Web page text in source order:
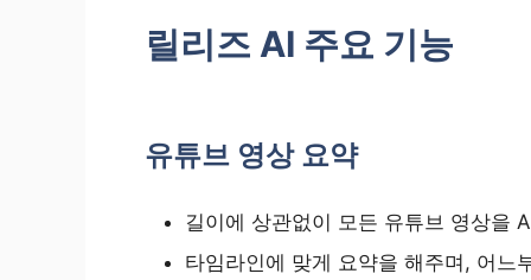
릴리즈 AI 주요 기능
유튜브 영상 요약
길이에 상관없이 모든 유튜브 영상을
타임라인에 맞게 요약을 해주며, 어느